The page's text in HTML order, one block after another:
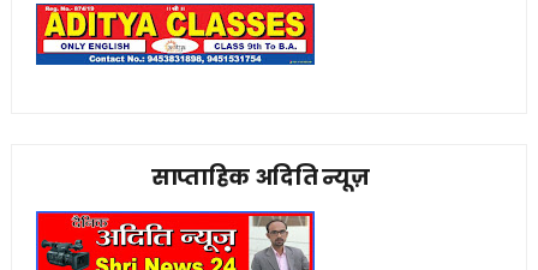
साप्ताहिक अदिति न्यूज़